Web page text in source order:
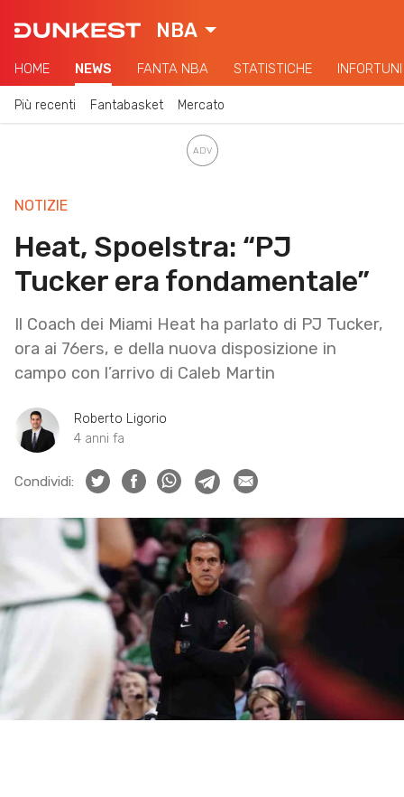
NBA
HOME NEWS FANTA NBA STATISTICHE INFORTUNI
Più recenti Fantabasket Mercato
NOTIZIE
Heat, Spoelstra: “PJ
Tucker era fondamentale”
Il Coach dei Miami Heat ha parlato di PJ Tucker,
ora ai 76ers, e della nuova disposizione in
campo con l’arrivo di Caleb Martin
Roberto Ligorio
4 anni fa
Condividi: